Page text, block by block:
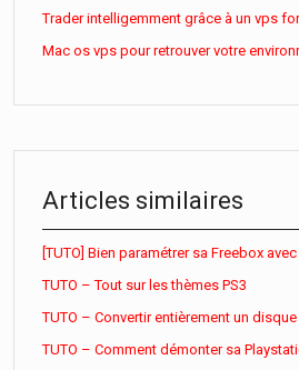
Trader intelligemment grâce à un vps
Mac os vps pour retrouver votre
Articles similaires
[TUTO] Bien paramétrer sa Freebox avec
TUTO – Tout sur les thèmes PS3
TUTO – Convertir entièrement un disque
TUTO – Comment démonter sa